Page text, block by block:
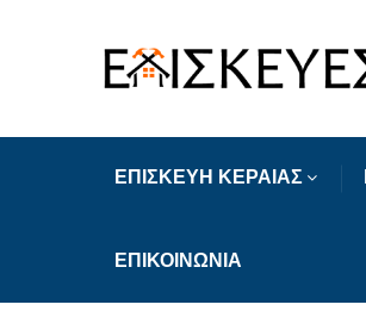
ΕΠΙΣΚΕΥΗ ΚΕΡΑΙΑΣ
ΕΠΙΚΟΙΝΩΝΙΑ